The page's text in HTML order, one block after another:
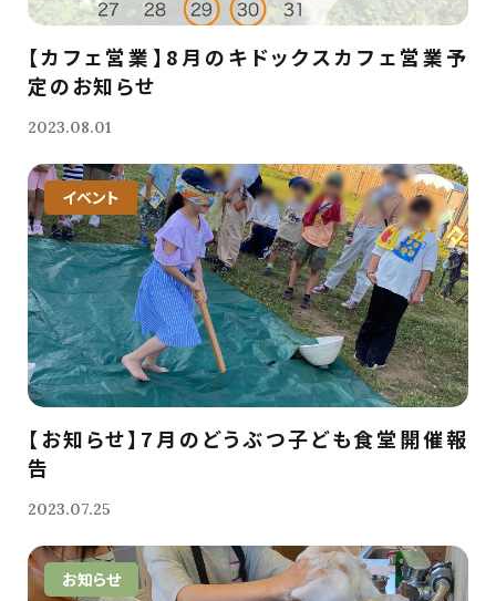
【カフェ営業】8月のキドックスカフェ営業予
定のお知らせ
2023.08.01
イベント
【お知らせ】7月のどうぶつ子ども食堂開催報
告
2023.07.25
お知らせ